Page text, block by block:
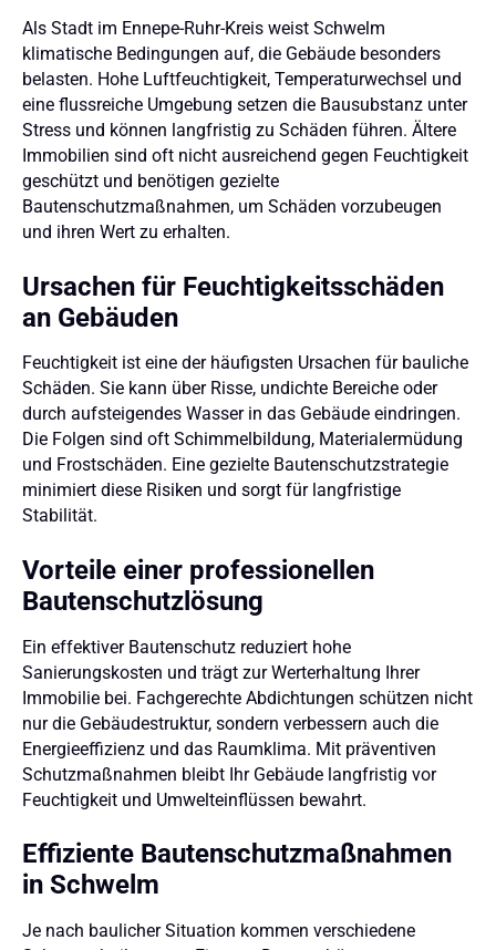
Als Stadt im Ennepe-Ruhr-Kreis weist Schwelm
klimatische Bedingungen auf, die Gebäude besonders
belasten. Hohe Luftfeuchtigkeit, Temperaturwechsel und
eine flussreiche Umgebung setzen die Bausubstanz unter
Stress und können langfristig zu Schäden führen. Ältere
Immobilien sind oft nicht ausreichend gegen Feuchtigkeit
geschützt und benötigen gezielte
Bautenschutzmaßnahmen, um Schäden vorzubeugen
und ihren Wert zu erhalten.
Ursachen für Feuchtigkeitsschäden
an Gebäuden
Feuchtigkeit ist eine der häufigsten Ursachen für bauliche
Schäden. Sie kann über Risse, undichte Bereiche oder
durch aufsteigendes Wasser in das Gebäude eindringen.
Die Folgen sind oft Schimmelbildung, Materialermüdung
und Frostschäden. Eine gezielte Bautenschutzstrategie
minimiert diese Risiken und sorgt für langfristige
Stabilität.
Vorteile einer professionellen
Bautenschutzlösung
Ein effektiver Bautenschutz reduziert hohe
Sanierungskosten und trägt zur Werterhaltung Ihrer
Immobilie bei. Fachgerechte Abdichtungen schützen nicht
nur die Gebäudestruktur, sondern verbessern auch die
Energieeffizienz und das Raumklima. Mit präventiven
Schutzmaßnahmen bleibt Ihr Gebäude langfristig vor
Feuchtigkeit und Umwelteinflüssen bewahrt.
Effiziente Bautenschutzmaßnahmen
in Schwelm
Je nach baulicher Situation kommen verschiedene